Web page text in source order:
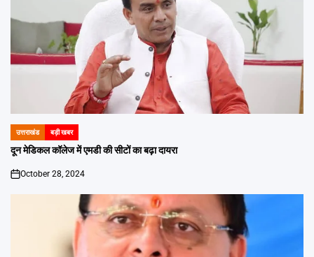
POSTED
IN
उत्तराखंड बड़ी खबर
दून मेडिकल कॉलेज में एमडी की सीटों का बढ़ा दायरा
on
October 28, 2024